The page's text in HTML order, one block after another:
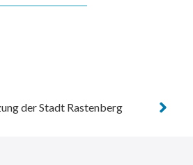
der Stadt Rastenberg